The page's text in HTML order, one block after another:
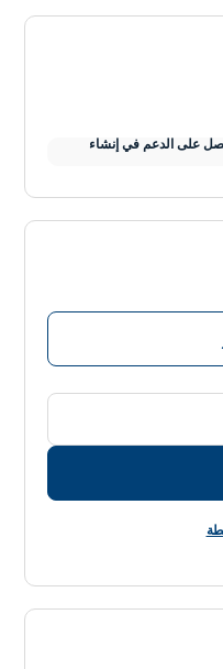
على الدعم في إنشاء